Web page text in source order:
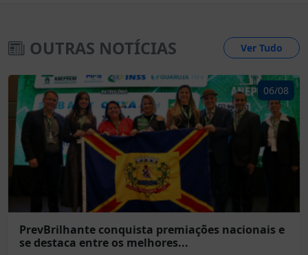
OUTRAS NOTÍCIAS Ver Tudo
06/08
PrevBrilhante conquista premiações nacionais e
se destaca entre os melhores...